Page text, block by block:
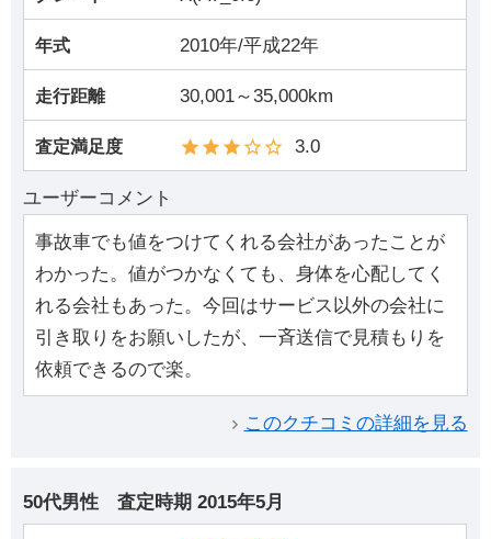
年式 2010年/平成22年
走行距離 30,001～35,000km
査定満足度 3.0
ユーザーコメント
事故車でも値をつけてくれる会社があったことが
わかった。値がつかなくても、身体を心配してく
れる会社もあった。今回はサービス以外の会社に
引き取りをお願いしたが、一斉送信で見積もりを
依頼できるので楽。
このクチコミの詳細を見る
50代男性 査定時期 2015年5月